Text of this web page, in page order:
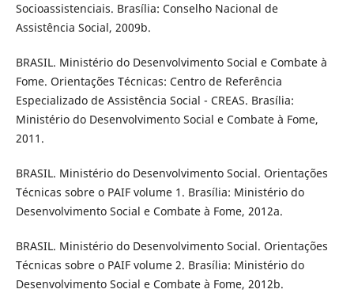
Socioassistenciais. Brasília: Conselho Nacional de
Assistência Social, 2009b.
BRASIL. Ministério do Desenvolvimento Social e Combate à
Fome. Orientações Técnicas: Centro de Referência
Especializado de Assistência Social - CREAS. Brasília:
Ministério do Desenvolvimento Social e Combate à Fome,
2011.
BRASIL. Ministério do Desenvolvimento Social. Orientações
Técnicas sobre o PAIF volume 1. Brasília: Ministério do
Desenvolvimento Social e Combate à Fome, 2012a.
BRASIL. Ministério do Desenvolvimento Social. Orientações
Técnicas sobre o PAIF volume 2. Brasília: Ministério do
Desenvolvimento Social e Combate à Fome, 2012b.